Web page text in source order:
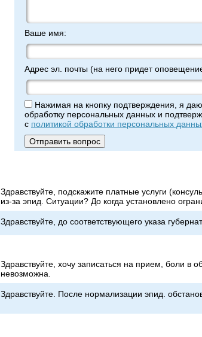
Ваше имя:
Адрес эл. почты (на него придет
Нажимая на кнопку подтверждения, я
обработку персональных данных и
с политикой обработки персональных
Здравствуйте, подскажите платные услуги
из-за эпид. Ситуации? До когда установлено
Здравствуйте, до соответствующего указа
Здравствуйте, хочу записаться на прием, боли в
невозможна.
Здравствуйте. После нормализации эпид.